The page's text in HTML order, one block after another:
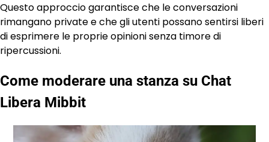
Questo approccio garantisce che le conversazioni
rimangano private e che gli utenti possano sentirsi liberi
di esprimere le proprie opinioni senza timore di
ripercussioni.
Come moderare una stanza su Chat
Libera Mibbit